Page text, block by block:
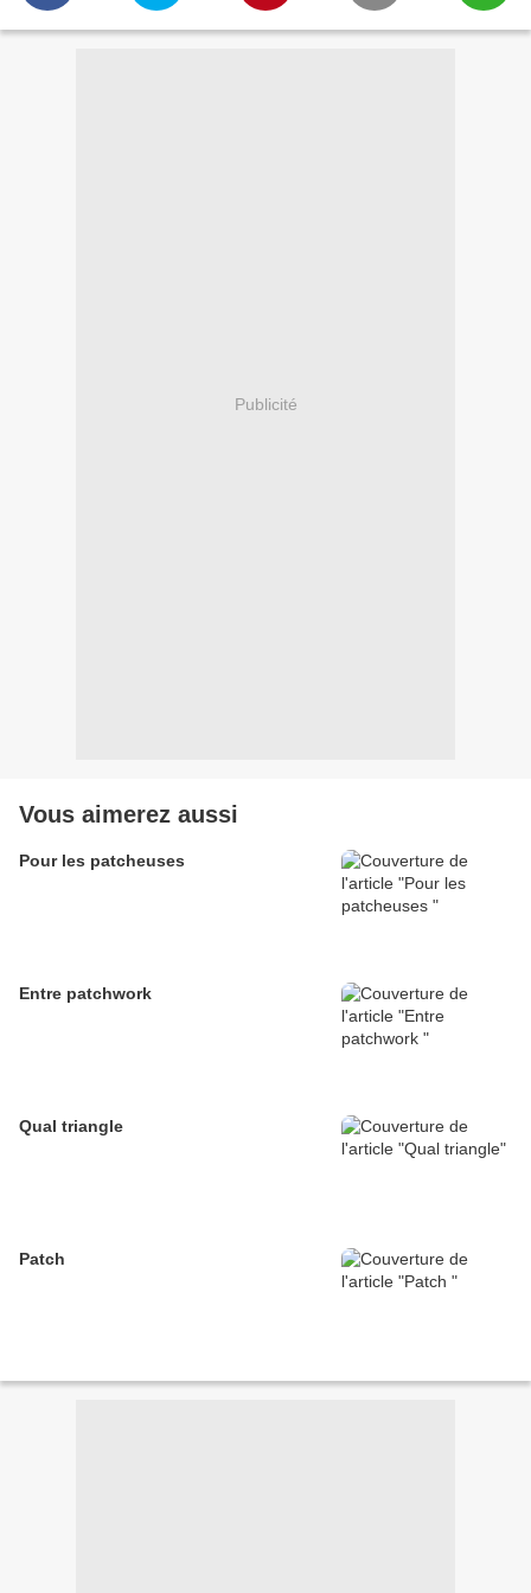
Publicité
Vous aimerez aussi
Pour les patcheuses
Entre patchwork
Qual triangle
Patch